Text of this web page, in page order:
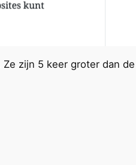
zijn 5 keer groter dan